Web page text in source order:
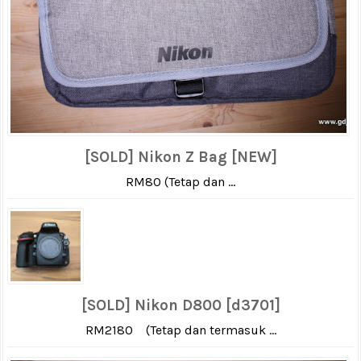
[SOLD] Nikon Z Bag [NEW]
RM80 (Tetap dan ...
[SOLD] Nikon D800 [d3701]
RM2180 (Tetap dan termasuk ...